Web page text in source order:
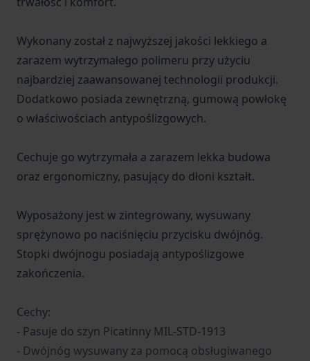
Wykonany został z najwyższej jakości lekkiego a
zarazem wytrzymałego polimeru przy użyciu
najbardziej zaawansowanej technologii produkcji.
Dodatkowo posiada zewnętrzną, gumową powłokę
o właściwościach antypoślizgowych.
Cechuje go wytrzymała a zarazem lekka budowa
oraz ergonomiczny, pasujący do dłoni kształt.
Wyposażony jest w zintegrowany, wysuwany
sprężynowo po naciśnięciu przycisku dwójnóg.
Stopki dwójnogu posiadają antypoślizgowe
zakończenia.
Cechy:
- Pasuje do szyn Picatinny MIL-STD-1913
- Dwójnóg wysuwany za pomocą obsługiwanego